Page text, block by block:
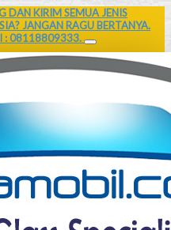
DAN KIRIM SEMUA JENIS
JANGAN RAGU BERTANYA.
: 08118809333.